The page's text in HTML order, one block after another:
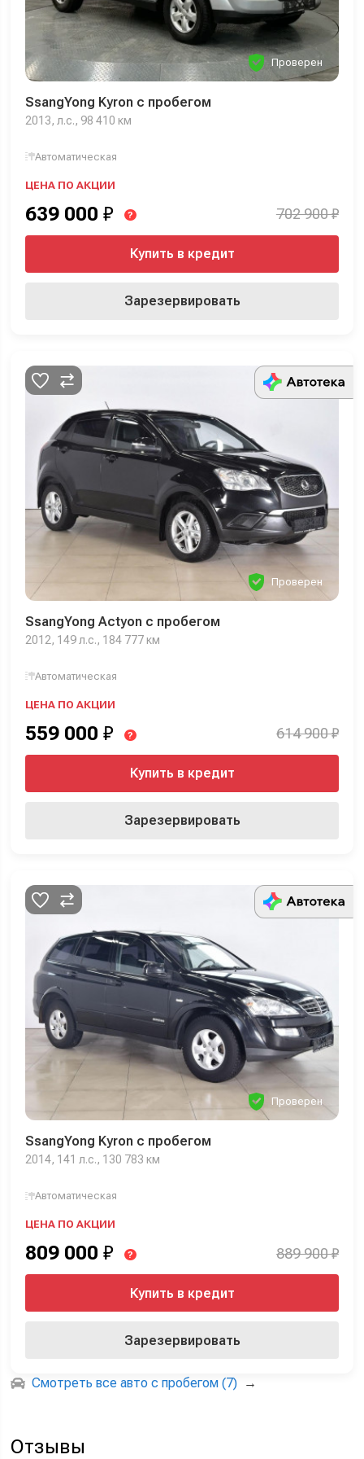
Проверен
SsangYong Kyron с пробегом
2013, л.с., 98 410 км
Автоматическая
ЦЕНА ПО АКЦИИ
639 000 ₽ ? 702 900 ₽
Купить в кредит
Зарезервировать
Проверен
SsangYong Actyon с пробегом
2012, 149 л.с., 184 777 км
Автоматическая
ЦЕНА ПО АКЦИИ
559 000 ₽ ? 614 900 ₽
Купить в кредит
Зарезервировать
Проверен
SsangYong Kyron с пробегом
2014, 141 л.с., 130 783 км
Автоматическая
ЦЕНА ПО АКЦИИ
809 000 ₽ ? 889 900 ₽
Купить в кредит
Зарезервировать
Смотреть все авто с пробегом (7) →
Отзывы